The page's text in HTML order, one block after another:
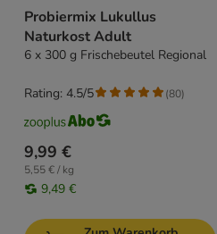
Probiermix Lukullus
Naturkost Adult
6 x 300 g Frischebeutel Regional
9,99 €
5,55 € / kg
9,49 €
Rating: 4.5/5 (80)